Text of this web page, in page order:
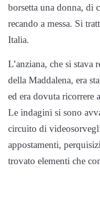
borsetta una donna, di
recando a messa. Si
Italia.
L’anziana, che si stava
della Maddalena, era
ed era dovuta ricorrere
Le indagini si sono
circuito di
appostamenti,
trovato elementi che